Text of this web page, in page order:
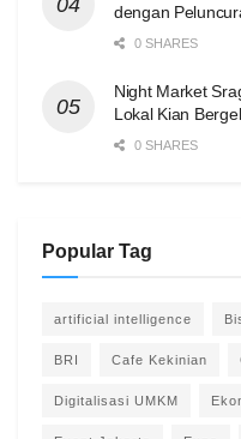
dengan
0 SHARES
Night Market
Lokal Kian
0 SHARES
Popular Tag
artificial intelligence
BRI Cafe Kekinian
Digitalisasi UMKM